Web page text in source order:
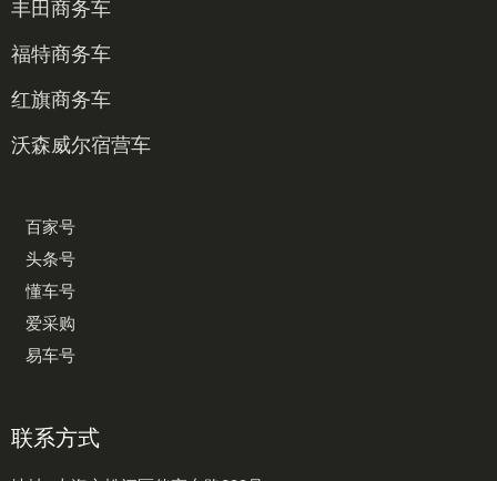
丰田商务车
福特商务车
红旗商务车
沃森威尔宿营车
百家号
头条号
懂车号
爱采购
易车号
联系方式